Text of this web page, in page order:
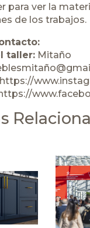
para ver la
de los trabajos.
taller: Mitaño
https://